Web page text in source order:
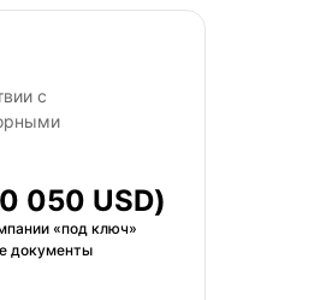
с
050 USD)
«под ключ»
документы